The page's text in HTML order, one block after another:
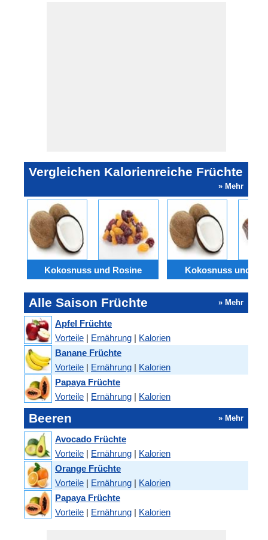
Vergleichen Kalorienreiche Früchte
» Mehr
Kokosnuss und Rosine Kokosnuss und
Alle Saison Früchte » Mehr
Apfel Früchte
Vorteile | Ernährung | Kalorien
Banane Früchte
Vorteile | Ernährung | Kalorien
Papaya Früchte
Vorteile | Ernährung | Kalorien
Beeren » Mehr
Avocado Früchte
Vorteile | Ernährung | Kalorien
Orange Früchte
Vorteile | Ernährung | Kalorien
Papaya Früchte
Vorteile | Ernährung | Kalorien